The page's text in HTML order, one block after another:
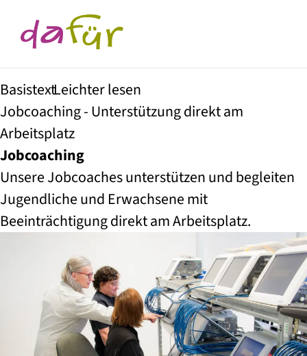
BasistextLeichter lesen
Jobcoaching - Unterstützung direkt am
Arbeitsplatz
Jobcoaching
Unsere Jobcoaches unterstützen und begleiten
Jugendliche und Erwachsene mit
Beeinträchtigung direkt am Arbeitsplatz.